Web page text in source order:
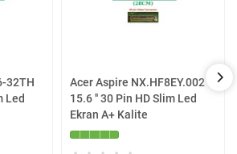
32TH
Led
Acer Aspire NX.HF8EY.002
15.6 '' 30 Pin HD Slim Led
Ekran A+ Kalite